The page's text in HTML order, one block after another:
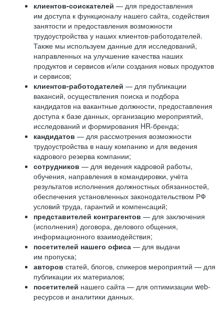
клиентов-соискателей — для предоставления
им доступа к функционалу нашего сайта, содействия
занятости и предоставления возможности
трудоустройства у наших клиентов-работодателей.
Также мы используем данные для исследований,
направленных на улучшение качества наших
продуктов и сервисов и/или создания новых продуктов
и сервисов;
клиентов-работодателей — для публикации
вакансий, осуществления поиска и подбора
кандидатов на вакантные должности, предоставления
доступа к базе данных, организацию мероприятий,
исследований и формирования HR-бренда;
кандидатов — для рассмотрения возможности
трудоустройства в нашу компанию и для ведения
кадрового резерва компании;
сотрудников — для ведения кадровой работы,
обучения, направления в командировки, учёта
результатов исполнения должностных обязанностей,
обеспечения установленных законодательством РФ
условий труда, гарантий и компенсаций;
представителей контрагентов — для заключения
(исполнения) договора, делового общения,
информационного взаимодействия;
посетителей нашего офиса — для выдачи
им пропуска;
авторов статей, блогов, спикеров мероприятий — для
публикации их материалов;
посетителей нашего сайта — для оптимизации web-
ресурсов и аналитики данных.